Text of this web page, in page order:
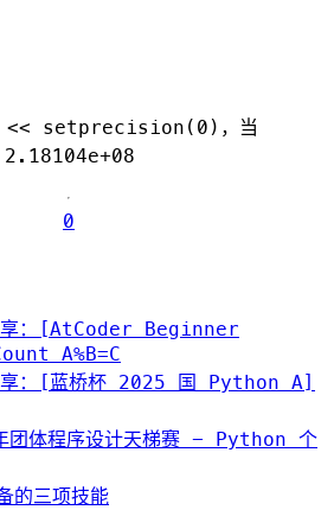
setprecision(0) ，当
2.18104e+08
0
享：[AtCoder Beginner
A%B=C
享：[蓝桥杯 2025 国 Python A]
团体程序设计天梯赛 - Python 个
的三项技能